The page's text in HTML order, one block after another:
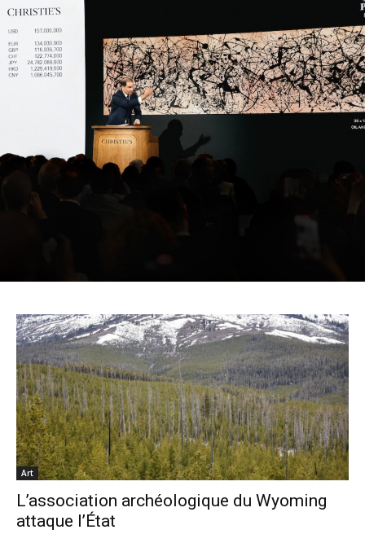
Art
L’association archéologique du Wyoming
attaque l’État